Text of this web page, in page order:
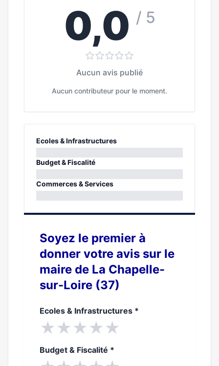
0,0 / 5
Aucun avis publié
Aucun contributeur pour le moment.
Ecoles & Infrastructures
0%
Budget & Fiscalité
0%
Commerces & Services
Soyez le premier à
donner votre avis sur le
maire de La Chapelle-
sur-Loire (37)
Ecoles & Infrastructures *
★★★★★
Budget & Fiscalité *